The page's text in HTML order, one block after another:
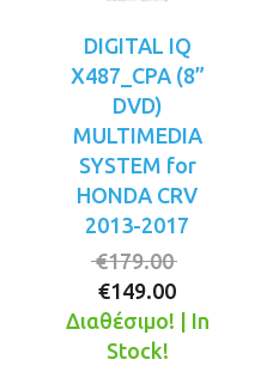
DIGITAL IQ
X487_CPA (8”
DVD)
MULTIMEDIA
SYSTEM for
HONDA CRV
2013-2017
€179.00
was:
€149.00
τρέχουσα
Διαθέσιμο! | In
Stock!